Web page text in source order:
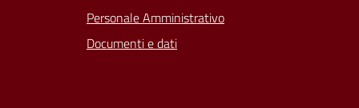
Personale Amministrativo
Documenti e dati